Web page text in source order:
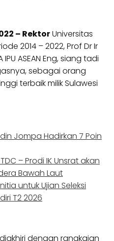
– RektorUniversitas
2014 – 2022, Prof Dr Ir
ASEAN Eng, siang tadi
sebagai orang
terbaik milik Sulawesi
Jompa Hadirkan 7 Poin
– Prodi IK Unsrat akan
Bawah Laut
untuk Ujian Seleksi
T2 2026
dengan rangkaian